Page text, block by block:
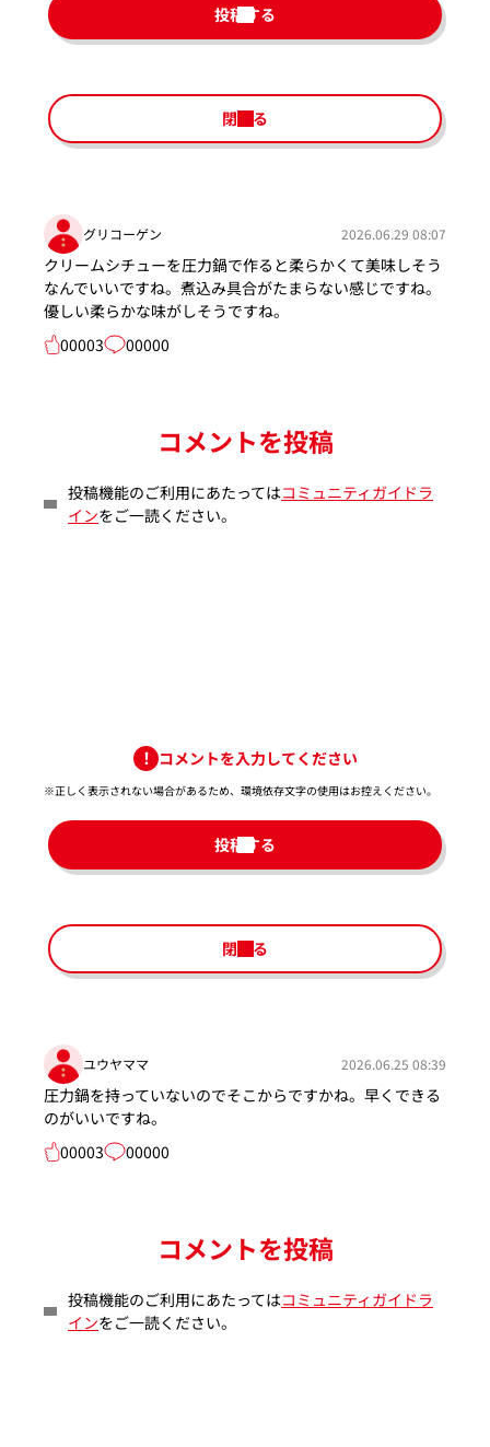
投稿する
閉じる
グリコーゲン 2026.06.29 08:07
クリームシチューを圧力鍋で作ると柔らかくて美味しそう
なんでいいですね。煮込み具合がたまらない感じですね。
優しい柔らかな味がしそうですね。
00003
00000
コメントを投稿
投稿機能のご利用にあたってはコミュニティガイドラ
インをご一読ください。
コメントを入力してください
※正しく表示されない場合があるため、環境依存文字の使用はお控えください。​
投稿する
閉じる
ユウヤママ 2026.06.25 08:39
圧力鍋を持っていないのでそこからですかね。早くできる
のがいいですね。
00003
00000
コメントを投稿
投稿機能のご利用にあたってはコミュニティガイドラ
インをご一読ください。